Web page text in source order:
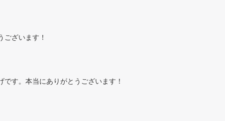
ざいます！
す。本当にありがとうございます！